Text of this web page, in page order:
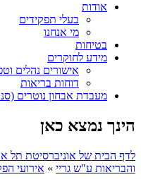
אודות
בעלי תפקידים
מי אנחנו
בטיחות
מידע לחוקרים
אישורים נהלים
דוחות בריאות
מעבדת אבחון נוטרים
הינך נמצא כאן
לדף הבית של אוניברסיטת תל
והבריאות ע"ש גריי » אירועי